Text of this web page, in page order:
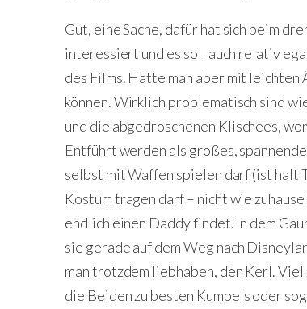
Gut, eine Sache, dafür hat sich beim
interessiert und es soll auch relativ
des Films. Hätte man aber mit
können. Wirklich problematisch sind
und die abgedroschenen Klischees,
Entführt werden als großes,
selbst mit Waffen spielen darf (ist halt
Kostüm tragen darf – nicht wie
endlich einen Daddy findet. In dem
sie gerade auf dem Weg nach
man trotzdem liebhaben, den Kerl.
die Beiden zu besten Kumpels oder